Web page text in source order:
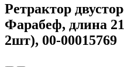
Ретрактор
Фарабеф, длина
2шт), 00-00015769